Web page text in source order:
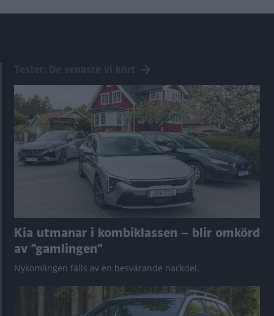
Kia utmanar i kombiklassen – blir omkörd
av ”gamlingen”
Nykomlingen fälls av en besvärande nackdel.